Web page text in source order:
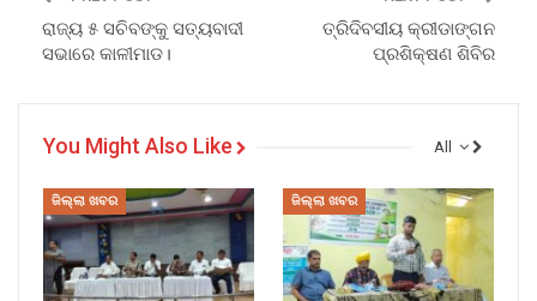
ରାଜ୍ୟ ୫ ସଚିବଙ୍କୁ ସତ୍ୟବାଦୀ
ସଭାରେ କାଳୀମାଡ।
ତ୍ରିଦିବସୀୟ କ୍ରୀଡାଙ୍ଗନ
ପ୍ରଶିକ୍ଷଣ ଶିବିର
All
You Might Also Like
ଜିଲ୍ଲା ଖବର ଜିଲ୍ଲା ଖବର